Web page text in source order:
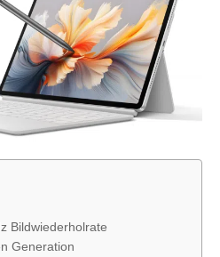
Bildwiederholrate
Generation